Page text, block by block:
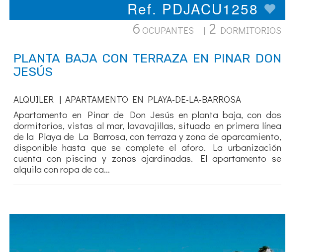
Ref. PDJACU1258
6 OCUPANTES | 2 DORMITORIOS
PLANTA BAJA CON TERRAZA EN PINAR DON
JESÚS
ALQUILER | APARTAMENTO EN PLAYA-DE-LA-BARROSA
Apartamento en Pinar de Don Jesús en planta baja, con dos
dormitorios, vistas al mar, lavavajillas, situado en primera línea
de la Playa de La Barrosa, con terraza y zona de aparcamiento,
disponible hasta que se complete el aforo. La urbanización
cuenta con piscina y zonas ajardinadas. El apartamento se
alquila con ropa de ca...